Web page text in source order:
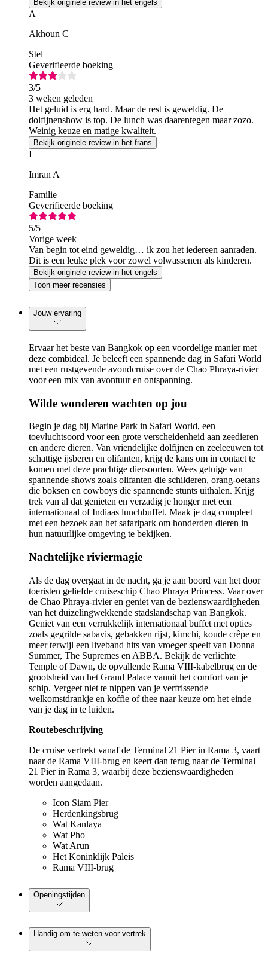
Bekijk originele review in het engels
A
Akhoun C
Stel
Geverifieerde boeking
3/5
3 weken geleden
Het geluid is erg hard. Maar de rest is geweldig. De
dolfijnenshow is top. De lunch was daarentegen maar zozo.
Weinig keuze en matige kwaliteit.
Bekijk originele review in het frans
I
Imran A
Familie
Geverifieerde boeking
5/5
Vorige week
Van begin tot eind geweldig… ik zou het iedereen aanraden.
Dit is een leuke plek voor zowel volwassenen als kinderen.
Bekijk originele review in het engels
Toon meer recensies
Jouw ervaring
Ervaar het beste van Bangkok op een voordelige manier met
deze combideal. Je beleeft een spannende dag in Safari World
met een rustgevende avondcruise over de Chao Phraya-rivier
voor een mix van avontuur en ontspanning.
Wilde wonderen wachten op jou
Begin je dag bij Marine Park in Safari World, een
toevluchtsoord voor een grote verscheidenheid aan zeedieren
en andere dieren. Van vriendelijke dolfijnen en zeeleeuwen tot
schattige ijsberen en olifanten, krijg de kans om in contact te
komen met deze prachtige diersoorten. Wees getuige van
spannende shows zoals olifanten die schilderen, orang-oetans
die boksen en cowboys die spannende stunts uithalen. Krijg
trek van al dat genieten en verzadig je honger met een
internationaal of Indiaas lunchbuffet. Maak je dag compleet
met een bezoek aan het safaripark om honderden dieren in
hun natuurlijke omgeving te bekijken.
Nachtelijke riviermagie
Als de dag overgaat in de nacht, ga je aan boord van het door
toeristen geliefde cruiseschip Chao Phraya Princess. Vaar over
de Chao Phraya-rivier en geniet van de bezienswaardigheden
van het duizelingwekkende stadslandschap van Bangkok.
Geniet van een verrukkelijk internationaal buffet met opties
zoals gegrilde sabavis, gebakken rijst, kimchi, koude crêpe en
meer terwijl een liveband hits van vroeger speelt van Donna
Summer, The Supremes en ABBA. Bekijk de verlichte
Temple of Dawn, de opvallende Rama VIII-kabelbrug en de
grootsheid van het Grand Palace vanuit het comfort van je
schip. Vergeet niet te nippen van je verfrissende
welkomstdrankje en koffie of thee naar keuze om het einde
van je dag in te luiden.
Routebeschrijving
De cruise vertrekt vanaf de Terminal 21 Pier in Rama 3, vaart
naar de Rama VIII-brug en keert dan terug naar de Terminal
21 Pier in Rama 3, waarbij deze bezienswaardigheden
worden aangedaan.
Icon Siam Pier
Herdenkingsbrug
Wat Kanlaya
Wat Pho
Wat Arun
Het Koninklijk Paleis
Rama VIII-brug
Openingstijden
Handig om te weten voor vertrek